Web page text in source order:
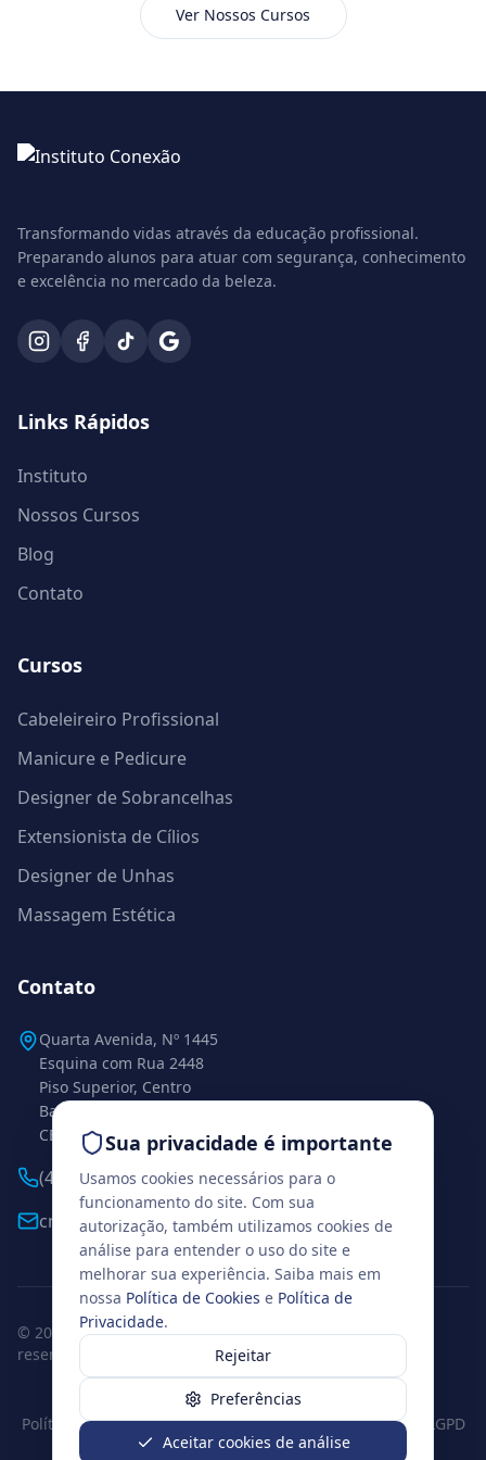
Ver Nossos Cursos
Transformando vidas através da educação profissional.
Preparando alunos para atuar com segurança, conhecimento
e excelência no mercado da beleza.
Links Rápidos
Instituto
Nossos Cursos
Blog
Contato
Cursos
Cabeleireiro Profissional
Manicure e Pedicure
Designer de Sobrancelhas
Extensionista de Cílios
Designer de Unhas
Massagem Estética
Contato
Quarta Avenida, Nº 1445
Esquina com Rua 2448
Piso Superior, Centro
Balneário Camboriú – SC
CEP 88338-112
(47) 99271-0925
cml.conexaobc@gmail.com
© 2026 www.institutoconexao.com.br. Todos os direitos
reservados.
Balneário Camboriú, Santa Catarina
Política de PrivacidadeTermos de UsoPolítica de Cookies
LGPD
Preferências de cookies
Sua privacidade é importante
Usamos cookies necessários para o
funcionamento do site. Com sua
autorização, também utilizamos cookies de
análise para entender o uso do site e
melhorar sua experiência. Saiba mais em
nossa Política de Cookies e Política de
Privacidade.
Rejeitar
Preferências
Aceitar cookies de análise